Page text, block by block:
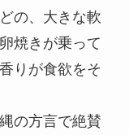
の、大きな軟
焼きが乗って
りが食欲をそ
の方言で絶賛